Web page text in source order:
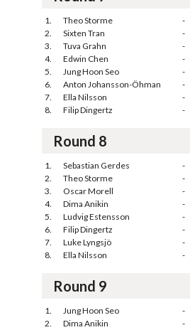
1. Theo Storme -
2.
Sixten Tran -
3.
Tuva Grahn -
4.
Edwin Chen -
5.
Jung Hoon Seo -
6.
Anton Johansson-Öhman -
7.
Ella Nilsson -
8.
Filip Dingertz -
Round 8
1. Sebastian Gerdes -
2.
Theo Storme -
3.
Oscar Morell -
4.
Dima Anikin -
5.
Ludvig Estensson -
6.
Filip Dingertz -
7.
Luke Lyngsjö -
8.
Ella Nilsson -
Round 9
1. Jung Hoon Seo -
2.
Dima Anikin -